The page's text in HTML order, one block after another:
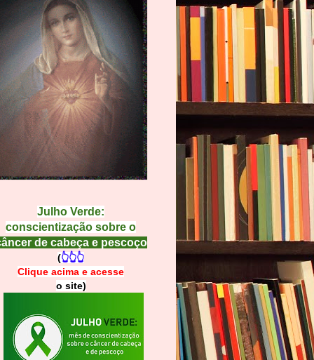
Julho Verde:
conscientização sobre o
de cabeça e pescoço
(👆👆👆
Clique acima e acesse
o site)